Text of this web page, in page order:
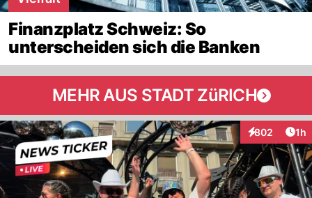
Finanzplatz Schweiz: So
unterscheiden sich die Banken
MEHR AUS STADT ZüRICH
802
Interaktionen
1h